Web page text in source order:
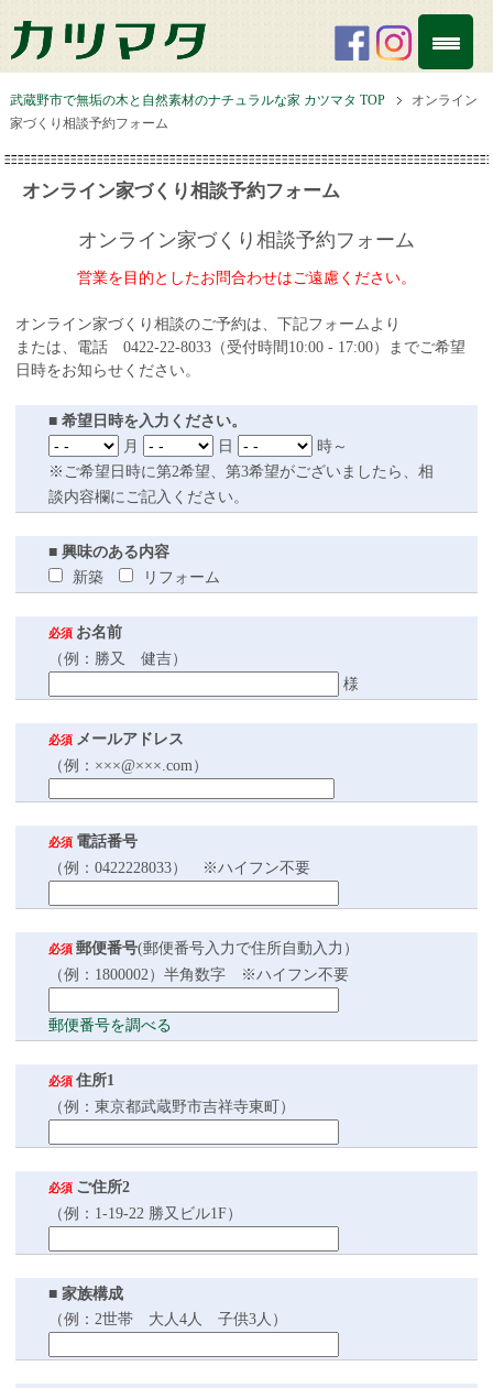
武蔵野市で無垢の木と自然素材のナチュラルな家 カツマタ TOP
オンライン
家づくり相談予約フォーム
オンライン家づくり相談予約フォーム
オンライン家づくり相談予約フォーム
営業を目的としたお問合わせはご遠慮ください。
オンライン家づくり相談のご予約は、下記フォームより
または、電話 0422-22-8033（受付時間10:00 - 17:00）までご希望
日時をお知らせください。
■ 希望日時を入力ください。
月
日
時～
※ご希望日時に第2希望、第3希望がございましたら、相
談内容欄にご記入ください。
■ 興味のある内容
新築
リフォーム
必須 お名前
（例：勝又 健吉）
様
必須 メールアドレス
（例：×××@×××.com）
必須 電話番号
（例：0422228033） ※ハイフン不要
必須郵便番号(郵便番号入力で住所自動入力）
（例：1800002）半角数字 ※ハイフン不要
郵便番号を調べる
必須住所1
（例：東京都武蔵野市吉祥寺東町）
必須 ご住所2
（例：1-19-22 勝又ビル1F）
■ 家族構成
（例：2世帯 大人4人 子供3人）